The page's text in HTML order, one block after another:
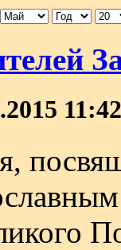
11:42